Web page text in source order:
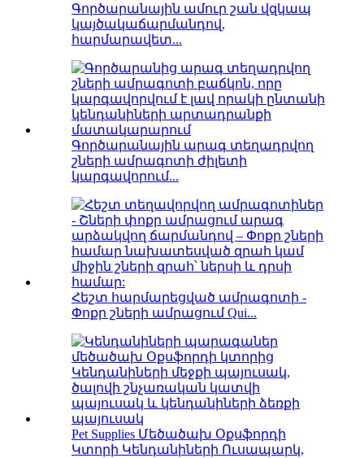
Գործարանային ամուր շան վզկապ
կայծակաճարմանդով,
հարմարավետ...
Գործարանային արագ տեղադրվող
շների ամրագոտի ժիլետի
կարգավորում...
Հեշտ հարմարեցված ամրագոտի -
Փոքր շների ամրացում Qui...
Pet Supplies Մեծածախ Օքսֆորդի
Կտորի Կենդանիների Ուսապարկ,